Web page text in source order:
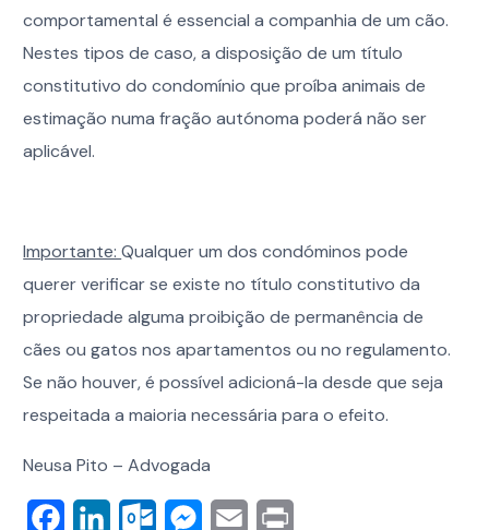
comportamental é essencial a companhia de um cão.
Nestes tipos de caso, a disposição de um título
constitutivo do condomínio que proíba animais de
estimação numa fração autónoma poderá não ser
aplicável.
Importante:Qualquer um dos condóminos pode
querer verificar se existe no título constitutivo da
propriedade alguma proibição de permanência de
cães ou gatos nos apartamentos ou no regulamento.
Se não houver, é possível adicioná-la desde que seja
respeitada a maioria necessária para o efeito.
Neusa Pito – Advogada
FacebookLinkedInOutlook.comMessenger
Email